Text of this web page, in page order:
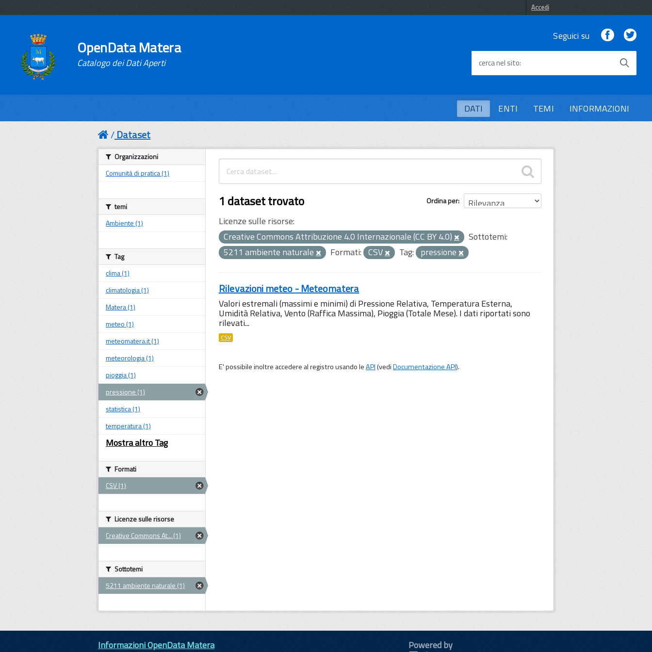
Accedi
OpenData Matera
Catalogo dei Dati Aperti
Seguici su Facebook
cerca nel sito
DATI ENTI TEMI INFORMAZIONI
Dataset
Ordina per
1 dataset trovato
Licenze sulle risorse:
Creative Commons Attribuzione 4.0 Internazionale (CC BY 4.0)
Sottotemi:
5211 ambiente naturale
Formati: CSV Tag: pressione
Rilevazioni meteo - Meteomatera
Valori estremali (massimi e minimi) di Pressione Relativa, Temperatura Esterna,
Umidità Relativa, Vento (Raffica Massima), Pioggia (Totale Mese). I dati riportati sono
rilevati...
CSV
E' possibile inoltre accedere al registro usando leAPI(vediDocumentazione API).
Organizzazioni
Comunità di pratica (1)
temi
Ambiente (1)
Tag
clima (1)
climatologia (1)
Matera (1)
meteo (1)
meteomatera.it (1)
meteorologia (1)
pioggia (1)
pressione (1)
statistica (1)
temperatura (1)
Mostra altro Tag
Formati
CSV (1)
Licenze sulle risorse
Creative Commons At... (1)
Sottotemi
5211 ambiente naturale (1)
Informazioni OpenData Matera
Powered by